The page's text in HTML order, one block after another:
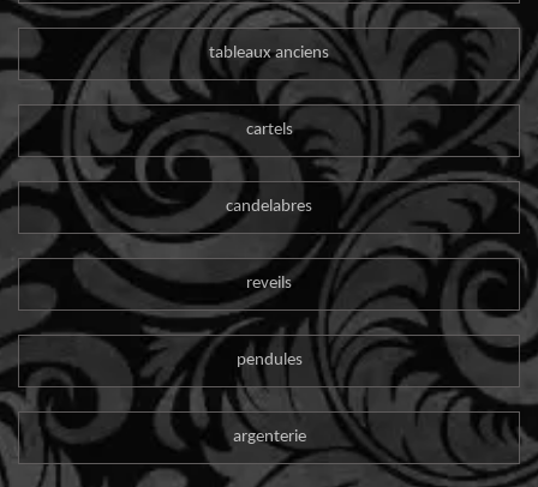
tableaux anciens
cartels
candelabres
reveils
pendules
argenterie